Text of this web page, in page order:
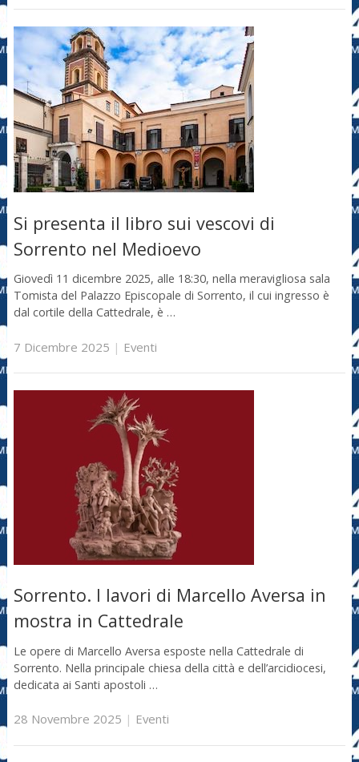
Si presenta il libro sui vescovi di
Sorrento nel Medioevo
Giovedì 11 dicembre 2025, alle 18:30, nella meravigliosa sala
Tomista del Palazzo Episcopale di Sorrento, il cui ingresso è
dal cortile della Cattedrale, è …
7 Dicembre 2025 | Eventi
Sorrento. I lavori di Marcello Aversa in
mostra in Cattedrale
Le opere di Marcello Aversa esposte nella Cattedrale di
Sorrento. Nella principale chiesa della città e dell’arcidiocesi,
dedicata ai Santi apostoli …
28 Novembre 2025 | Eventi